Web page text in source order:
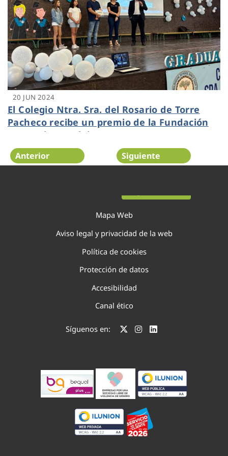
20 JUN 2024
El Colegio Ntra. Sra. del Rosario de Torre
Pacheco recibe un premio de la Fundación
Aquae dentro del programa AquaeSTEM
Anterior Siguiente
Mapa Web
Aviso legal y privacidad de la web
Política de cookies
Protección de datos
Accesibilidad
Canal ético
Síguenos en: